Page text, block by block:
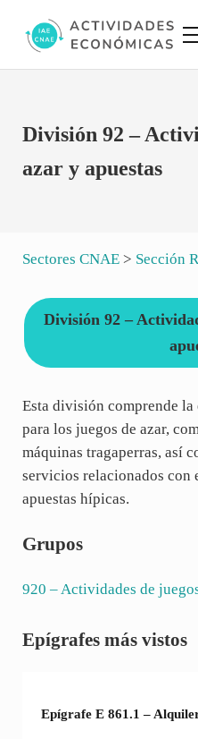
Actividades
División 92 –
azar y apuestas
Sectores CNAE> Sección R
División 92 –
Esta división comprende
para los juegos de azar,
máquinas tragaperras, así
servicios relacionados con
apuestas hípicas.
Grupos
920 – Actividades de
Sidebar
Epígrafes más vistos
Epígrafe E 861.1 –